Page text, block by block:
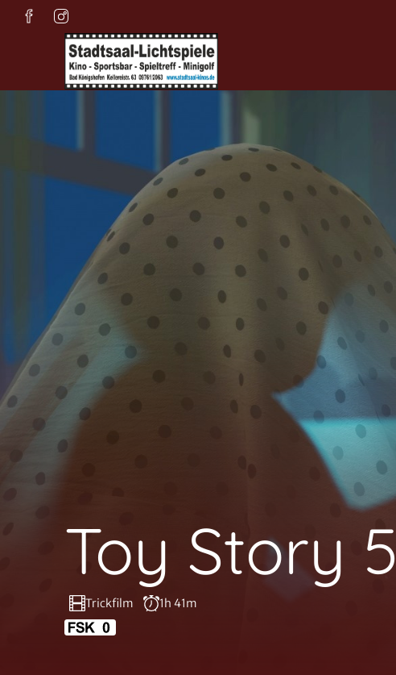
Zum Hauptinhalt springen
Toy Story 5
Trickfilm 1h 41m